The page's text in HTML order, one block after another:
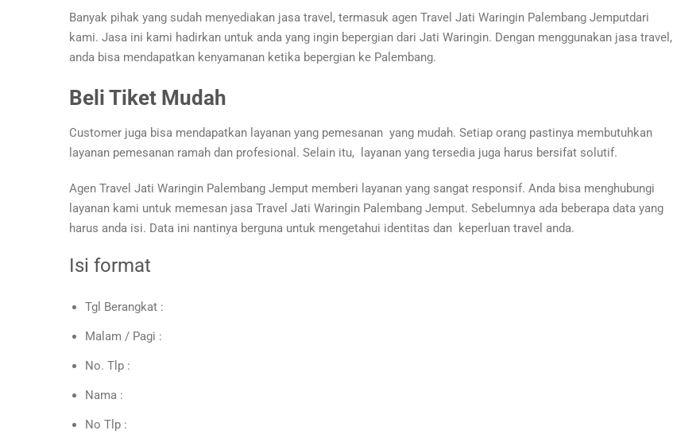
Banyak pihak yang sudah menyediakan jasa travel, termasuk agen Travel Jati Waringin Palembang Jemputdari
kami. Jasa ini kami hadirkan untuk anda yang ingin bepergian dari Jati Waringin. Dengan menggunakan jasa travel,
anda bisa mendapatkan kenyamanan ketika bepergian ke Palembang.
Beli Tiket Mudah
Customer juga bisa mendapatkan layanan yang pemesanan yang mudah. Setiap orang pastinya membutuhkan
layanan pemesanan ramah dan profesional. Selain itu, layanan yang tersedia juga harus bersifat solutif.
Agen Travel Jati Waringin Palembang Jemput memberi layanan yang sangat responsif. Anda bisa menghubungi
layanan kami untuk memesan jasa Travel Jati Waringin Palembang Jemput. Sebelumnya ada beberapa data yang
harus anda isi. Data ini nantinya berguna untuk mengetahui identitas dan keperluan travel anda.
Isi format
Tgl Berangkat :
Malam / Pagi :
No. Tlp :
Nama :
No Tlp :